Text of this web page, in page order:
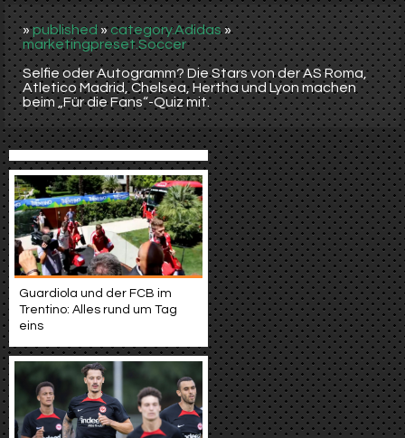
»published»category.Adidas»
marketingpreset.Soccer
Selfie oder Autogramm? Die Stars von der AS Roma,
Atletico Madrid, Chelsea, Hertha und Lyon machen
beim „Für die Fans“-Quiz mit.
Guardiola und der FCB im
Trentino: Alles rund um Tag
eins